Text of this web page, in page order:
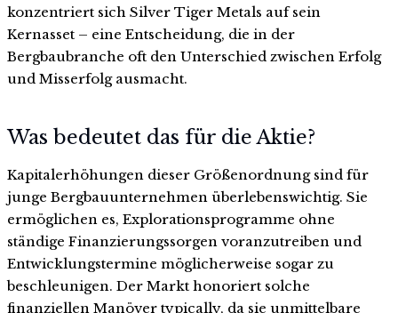
konzentriert sich Silver Tiger Metals auf sein
Kernasset – eine Entscheidung, die in der
Bergbaubranche oft den Unterschied zwischen Erfolg
und Misserfolg ausmacht.
Was bedeutet das für die Aktie?
Kapitalerhöhungen dieser Größenordnung sind für
junge Bergbauunternehmen überlebenswichtig. Sie
ermöglichen es, Explorationsprogramme ohne
ständige Finanzierungssorgen voranzutreiben und
Entwicklungstermine möglicherweise sogar zu
beschleunigen. Der Markt honoriert solche
finanziellen Manöver typically, da sie unmittelbare